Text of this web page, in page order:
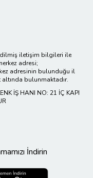
iletişim bilgileri ile
adresi;
adresinin bulunduğu il
bulunmaktadır.
İŞ HANI NO: 21 İÇ KAPI
İndirin